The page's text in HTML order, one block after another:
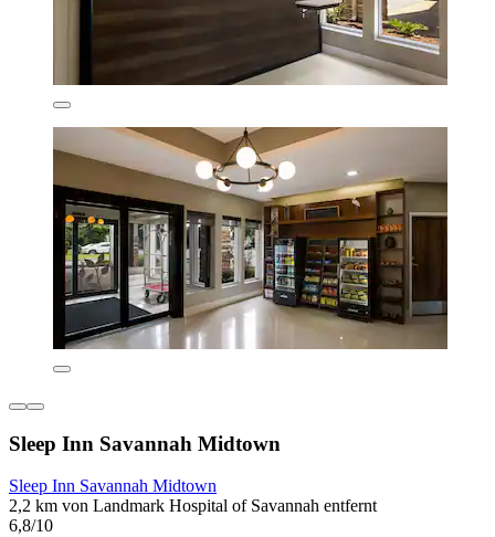
Sleep Inn Savannah Midtown
Sleep Inn Savannah Midtown
2,2 km von Landmark Hospital of Savannah entfernt
6,8/10